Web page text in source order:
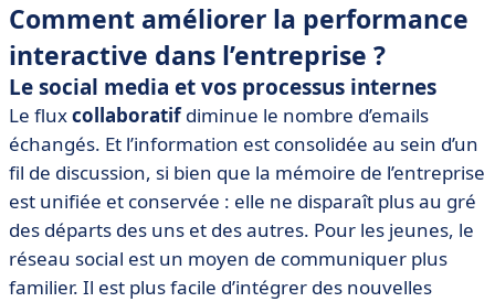
Comment améliorer la performance
interactive dans l’entreprise ?
Le social media et vos processus internes
Le fluxcollaboratifdiminue le nombre d’emails
échangés. Et l’information est consolidée au sein d’un
fil de discussion, si bien que la mémoire de l’entreprise
est unifiée et conservée : elle ne disparaît plus au gré
des départs des uns et des autres. Pour les jeunes, le
réseau social est un moyen de communiquer plus
familier. Il est plus facile d’intégrer des nouvelles